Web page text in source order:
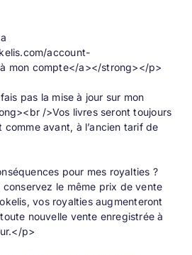
account-
mon compte</a></strong></p>
pas la mise à jour sur mon
/>Vos livres seront toujours
avant, à l’ancien tarif de
pour mes royalties ?
le même prix de vente
vos royalties augmenteront
nouvelle vente enregistrée à
p>